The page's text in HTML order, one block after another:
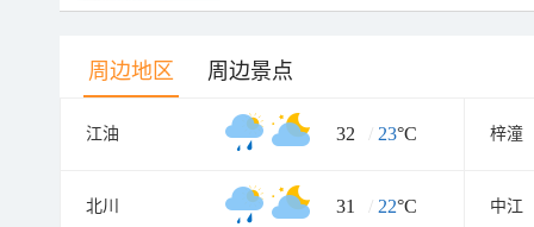
周边地区 周边景点
江油 32 / 23°C 梓潼
北川 31 / 22°C 中江